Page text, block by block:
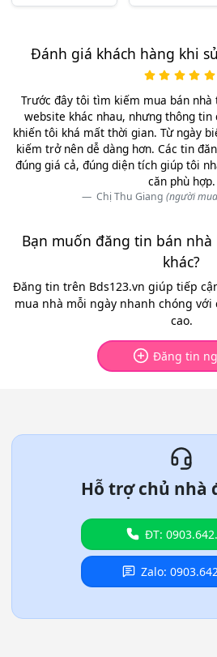
Đánh giá khách hàng khi
Trước đây tôi tìm kiếm mua bán nhà
website khác nhau, nhưng thông
khiến tôi khá mất thời gian. Từ ngày
kiếm trở nên dễ dàng hơn. Các tin
đúng giá cả, đúng diện tích giúp tôi
căn phù hợp.
Chị Thu Giang (người
Bạn muốn đăng tin bán
khác?
Đăng tin trên Bds123.vn giúp tiếp
mua nhà mỗi ngày nhanh chóng
cao.
Đăng tin
Hỗ trợ chủ nhà
ĐT:
Zalo: